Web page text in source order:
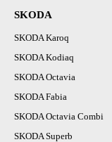
SKODA
SKODA Karoq
SKODA Kodiaq
SKODA Octavia
SKODA Fabia
SKODA Octavia Combi
SKODA Superb